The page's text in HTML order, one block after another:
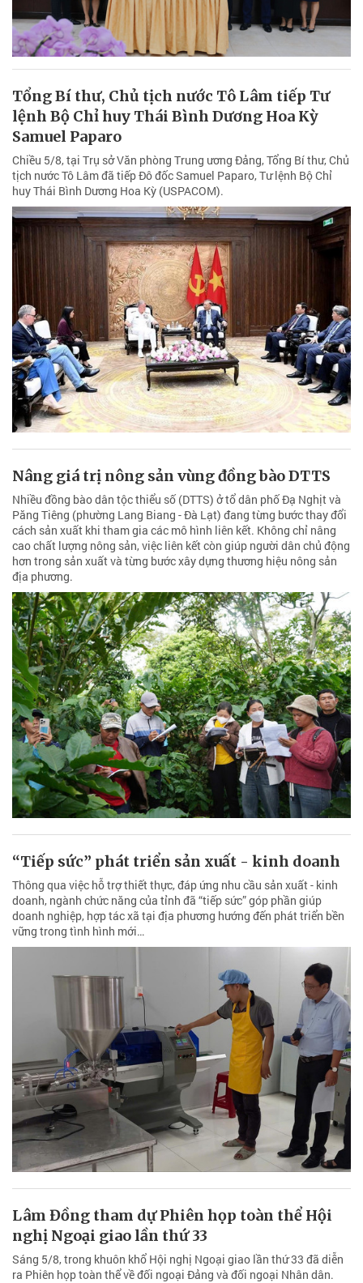
Tổng Bí thư, Chủ tịch nước Tô Lâm tiếp Tư
lệnh Bộ Chỉ huy Thái Bình Dương Hoa Kỳ
Samuel Paparo
Chiều 5/8, tại Trụ sở Văn phòng Trung ương Đảng, Tổng Bí thư, Chủ
tịch nước Tô Lâm đã tiếp Đô đốc Samuel Paparo, Tư lệnh Bộ Chỉ
huy Thái Bình Dương Hoa Kỳ (USPACOM).
Nâng giá trị nông sản vùng đồng bào DTTS
Nhiều đồng bào dân tộc thiểu số (DTTS) ở tổ dân phố Đạ Nghịt và
Păng Tiêng (phường Lang Biang - Đà Lạt) đang từng bước thay đổi
cách sản xuất khi tham gia các mô hình liên kết. Không chỉ nâng
cao chất lượng nông sản, việc liên kết còn giúp người dân chủ động
hơn trong sản xuất và từng bước xây dựng thương hiệu nông sản
địa phương.
“Tiếp sức” phát triển sản xuất - kinh doanh
Thông qua việc hỗ trợ thiết thực, đáp ứng nhu cầu sản xuất - kinh
doanh, ngành chức năng của tỉnh đã “tiếp sức” góp phần giúp
doanh nghiệp, hợp tác xã tại địa phương hướng đến phát triển bền
vững trong tình hình mới…
Lâm Đồng tham dự Phiên họp toàn thể Hội
nghị Ngoại giao lần thứ 33
Sáng 5/8, trong khuôn khổ Hội nghị Ngoại giao lần thứ 33 đã diễn
ra Phiên họp toàn thể về đối ngoại Đảng và đối ngoại Nhân dân.